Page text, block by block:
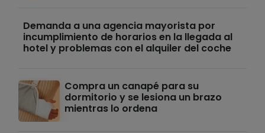
Demanda a una agencia mayorista por
incumplimiento de horarios en la llegada al
hotel y problemas con el alquiler del coche
Compra un canapé para su
dormitorio y se lesiona un brazo
mientras lo ordena